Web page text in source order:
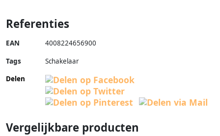
Referenties
EAN 4008224656900
Tags
Schakelaar
Delen
Vergelijkbare producten